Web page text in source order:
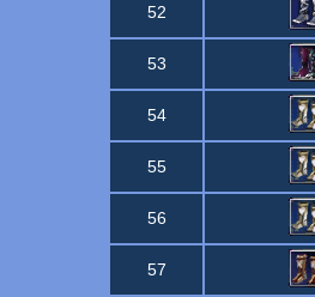
52
53
54
55
56
57